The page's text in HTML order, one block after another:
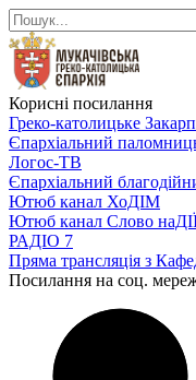
Корисні посилання
Греко-католицьке
Єпархіальний
Логос-ТВ
Єпархіальний
Ютюб канал ХоДІМ
Ютюб канал Слово
РАДІО 7
Пряма трансляція з
Посилання на соц.